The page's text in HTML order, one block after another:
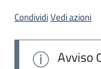
CondividiVedi azioni
Avviso